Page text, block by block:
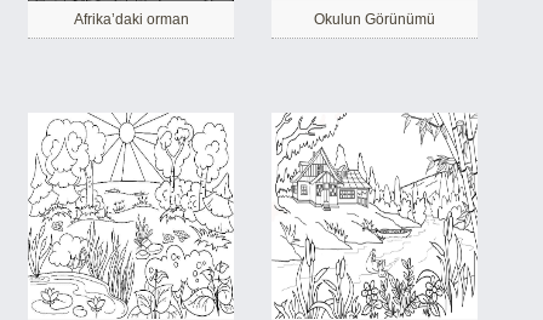
Afrika’daki orman Okulun Görünümü